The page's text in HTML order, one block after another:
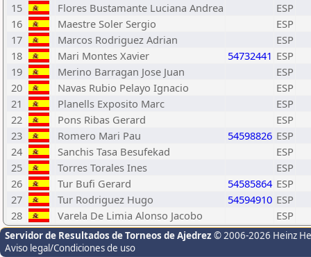
15
Flores Bustamante Luciana Andrea
ESP
16
Maestre Soler Sergio
ESP
17
Marcos Rodriguez Adrian
ESP
18
Mari Montes Xavier 54732441 ESP
19
Merino Barragan Jose Juan
ESP
20
Navas Rubio Pelayo Ignacio
ESP
21
Planells Exposito Marc
ESP
22
Pons Ribas Gerard
ESP
23
Romero Mari Pau 54598826 ESP
24
Sanchis Tasa Besufekad
ESP
25
Torres Torales Ines
ESP
26
Tur Bufi Gerard 54585864 ESP
27
Tur Rodriguez Hugo 54594910 ESP
28
Varela De Limia Alonso Jacobo ESP
Servidor de Resultados de Torneos de Ajedrez © 2006-2026 Heinz
Aviso legal/Condiciones de uso